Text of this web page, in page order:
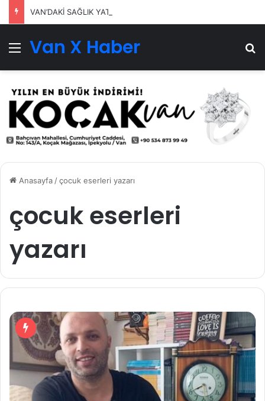
VAN’DAKİ SAĞLIK YATIRIMLARI SÜRÜYOR
Menü
Van X Haber
Anasayfa/çocuk eserleri yazarı
çocuk eserleri
yazarı